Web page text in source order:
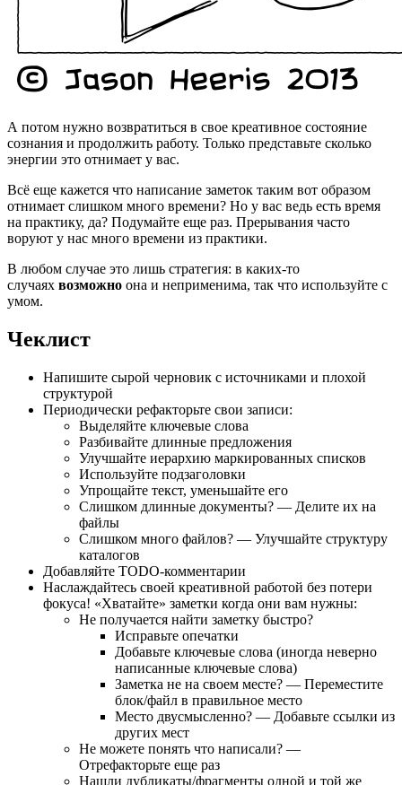
А потом нужно возвратиться в свое креативное состояние
сознания и продолжить работу. Только представьте сколько
энергии это отнимает у вас.
Всё еще кажется что написание заметок таким вот образом
отнимает слишком много времени? Но у вас ведь есть время
на практику, да? Подумайте еще раз. Прерывания часто
воруют у нас много времени из практики.
В любом случае это лишь стратегия: в каких-то
случаях возможно она и неприменима, так что используйте с
умом.
Чеклист
Напишите сырой черновик с источниками и плохой
структурой
Периодически рефакторьте свои записи:
Выделяйте ключевые слова
Разбивайте длинные предложения
Улучшайте иерархию маркированных списков
Используйте подзаголовки
Упрощайте текст, уменьшайте его
Слишком длинные документы? — Делите их на
файлы
Слишком много файлов? — Улучшайте структуру
каталогов
Добавляйте TODO-комментарии
Наслаждайтесь своей креативной работой без потери
фокуса! «Хватайте» заметки когда они вам нужны:
Не получается найти заметку быстро?
Исправьте опечатки
Добавьте ключевые слова (иногда неверно
написанные ключевые слова)
Заметка не на своем месте? — Переместите
блок/файл в правильное место
Место двусмысленно? — Добавьте ссылки из
других мест
Не можете понять что написали? —
Отрефакторьте еще раз
Нашли дубликаты/фрагменты одной и той же